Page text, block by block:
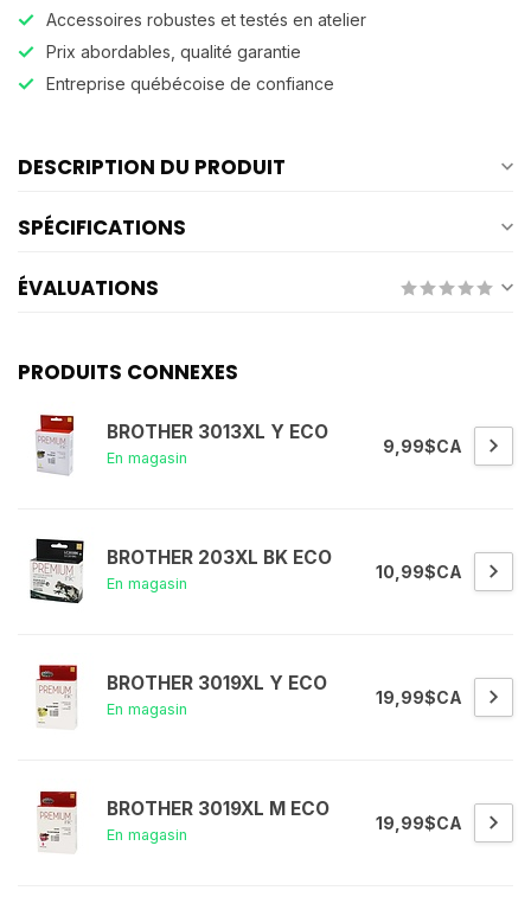
Accessoires robustes et testés en atelier
Prix abordables, qualité garantie
Entreprise québécoise de confiance
DESCRIPTION DU PRODUIT
SPÉCIFICATIONS
ÉVALUATIONS
PRODUITS CONNEXES
BROTHER 3013XL Y ECO
En magasin
9,99$CA
BROTHER 203XL BK ECO
En magasin
10,99$CA
BROTHER 3019XL Y ECO
En magasin
19,99$CA
BROTHER 3019XL M ECO
En magasin
19,99$CA